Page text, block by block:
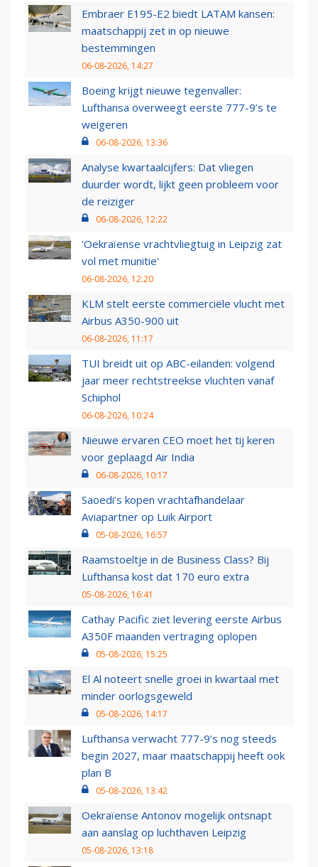
Embraer E195-E2 biedt LATAM kansen:
maatschappij zet in op nieuwe
bestemmingen
06-08-2026, 14:27
Boeing krijgt nieuwe tegenvaller:
Lufthansa overweegt eerste 777-9’s te
weigeren
06-08-2026, 13:36
Analyse kwartaalcijfers: Dat vliegen
duurder wordt, lijkt geen probleem voor
de reiziger
06-08-2026, 12:22
'Oekraïense vrachtvliegtuig in Leipzig zat
vol met munitie'
06-08-2026, 12:20
KLM stelt eerste commerciële vlucht met
Airbus A350-900 uit
06-08-2026, 11:17
TUI breidt uit op ABC-eilanden: volgend
jaar meer rechtstreekse vluchten vanaf
Schiphol
06-08-2026, 10:24
Nieuwe ervaren CEO moet het tij keren
voor geplaagd Air India
06-08-2026, 10:17
Saoedi’s kopen vrachtafhandelaar
Aviapartner op Luik Airport
05-08-2026, 16:57
Raamstoeltje in de Business Class? Bij
Lufthansa kost dat 170 euro extra
05-08-2026, 16:41
Cathay Pacific ziet levering eerste Airbus
A350F maanden vertraging oplopen
05-08-2026, 15:25
El Al noteert snelle groei in kwartaal met
minder oorlogsgeweld
05-08-2026, 14:17
Lufthansa verwacht 777-9’s nog steeds
begin 2027, maar maatschappij heeft ook
plan B
05-08-2026, 13:42
Oekraïense Antonov mogelijk ontsnapt
aan aanslag op luchthaven Leipzig
05-08-2026, 13:18